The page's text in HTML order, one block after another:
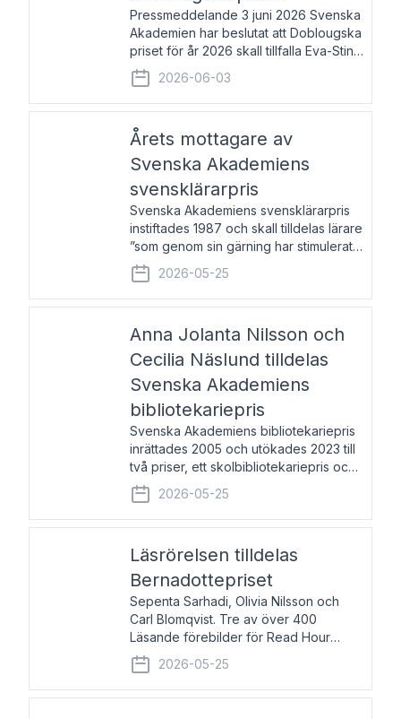
Pressmeddelande 3 juni 2026 Svenska
Akademien har beslutat att Doblougska
priset för år 2026 skall tillfalla Eva-Stina
Byggmästar, Magnus Dahlström, Matias
Faldbakken samt Espen Stueland.
Prisbeloppet är 200 000 svenska
2026-06-03
Årets mottagare av
Svenska Akademiens
svensklärarpris
Svenska Akademiens svensklärarpris
instiftades 1987 och skall tilldelas lärare
”som genom sin gärning har stimulerat
intresset hos unga människor för
svenska språket och litteraturen”.
Prisutdelning och samtal med
2026-05-25
Anna Jolanta Nilsson och
Cecilia Näslund tilldelas
Svenska Akademiens
bibliotekariepris
Svenska Akademiens bibliotekariepris
inrättades 2005 och utökades 2023 till
två priser, ett skolbibliotekariepris och
ett folkbibliotekariepris. Priserna skall
tilldelas bibliotekarier vid svenska folk-
och skolbibliotek som gjort värdefull
2026-05-25
Läsrörelsen tilldelas
Bernadottepriset
Sepenta Sarhadi, Olivia Nilsson och
Carl Blomqvist. Tre av över 400
Läsande förebilder för Read Hour
Sverige. Foto: Michael Wall. Den ideella
föreningen Läsrörelsen tilldelas
Bernadottepriset 2026 för att den
2026-05-25